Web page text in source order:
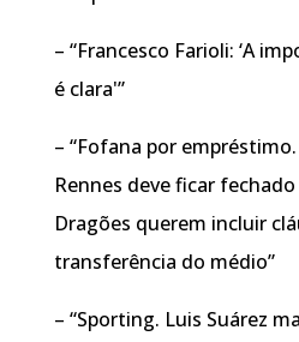
– “Francesco Farioli: ‘A
é clara'”
– “Fofana por
Rennes deve ficar
Dragões querem incluir
transferência do médio”
– “Sporting. Luis Suárez